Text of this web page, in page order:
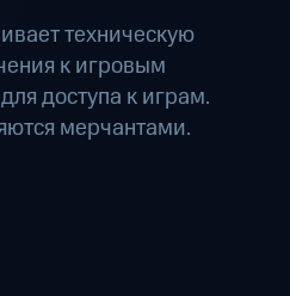
техническую
к игровым
доступа к играм.
мерчантами.